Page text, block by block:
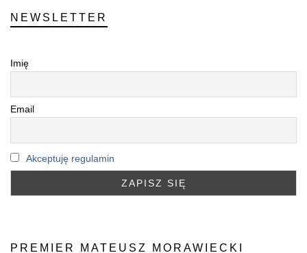
NEWSLETTER
Imię
Email
Akceptuję regulamin
PREMIER MATEUSZ MORAWIECKI